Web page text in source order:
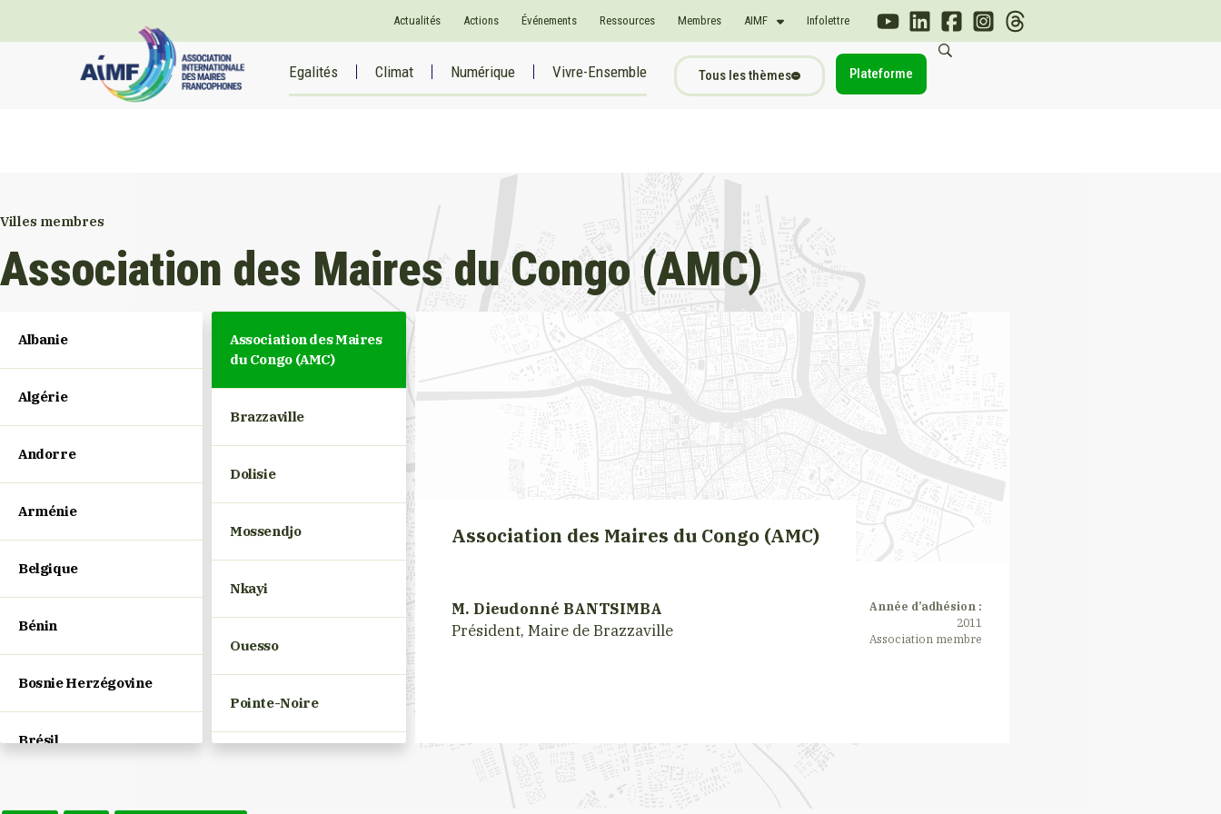
Actualités Actions Événements Ressources Membres AIMF Infolettre
Egalités Climat Numérique Vivre-Ensemble Tous les thèmes Plateforme
Villes membres
Association des Maires du Congo (AMC)
Albanie
Algérie
Andorre
Arménie
Belgique
Bénin
Bosnie Herzégovine
Brésil
Association des Maires
du Congo (AMC)
Brazzaville
Dolisie
Mossendjo
Nkayi
Ouesso
Pointe-Noire
Association des Maires du Congo (AMC)
M. Dieudonné BANTSIMBA
Président, Maire de Brazzaville
Année d’adhésion :
2011
Association membre